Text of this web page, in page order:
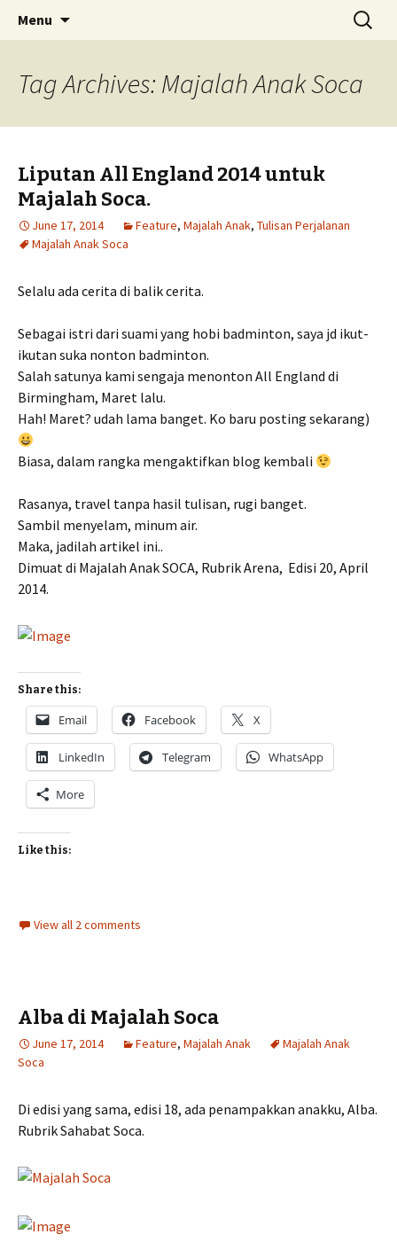
Menu
Search
for:
Tag Archives: Majalah Anak Soca
Liputan All England 2014 untuk
Majalah Soca.
June 17, 2014 Feature, Majalah Anak, Tulisan Perjalanan
Majalah Anak Soca
Selalu ada cerita di balik cerita.
Sebagai istri dari suami yang hobi badminton, saya jd ikut-
ikutan suka nonton badminton.
Salah satunya kami sengaja menonton All England di
Birmingham, Maret lalu.
Hah! Maret? udah lama banget. Ko baru posting sekarang)
Biasa, dalam rangka mengaktifkan blog kembali
Rasanya, travel tanpa hasil tulisan, rugi banget.
Sambil menyelam, minum air.
Maka, jadilah artikel ini..
Dimuat di Majalah Anak SOCA, Rubrik Arena, Edisi 20, April
2014.
Share this:
Email Facebook X
LinkedIn Telegram WhatsApp
More
Like this:
View all 2 comments
Alba di Majalah Soca
June 17, 2014 Feature, Majalah Anak
Majalah Anak
Soca
Di edisi yang sama, edisi 18, ada penampakkan anakku, Alba.
Rubrik Sahabat Soca.